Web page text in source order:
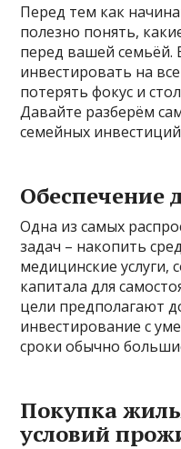
Перед тем как
полезно понять,
перед вашей семьёй.
инвестировать на
потерять фокус и
Давайте разберём
семейных
Обеспечение
Одна из самых
задач – накопить
медицинские услуги,
капитала для
цели предполагают
инвестирование с
сроки обычно
Покупка
условий